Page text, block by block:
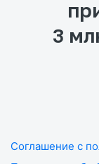
3
Соглашение с